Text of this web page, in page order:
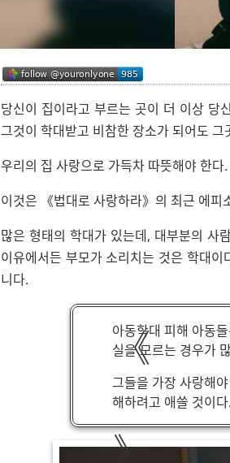
당신이 집이라고 부르는 곳이 더 이상 당
그것이 학대받고 비참한 장소가 되어도 그
우리의 집 사랑으로 가득차 따뜻해야 한다.
이것은
법대로 사랑하라
의 최근 에피
많은 형태의 학대가 있는데, 대부분의 사
이유에서든 부모가 소리치는 것은 학대
니다.
아동학대 피해 아동
실을 모르는 경우가
그들을 가장 사랑해
해하려고 애쓸 것이다.